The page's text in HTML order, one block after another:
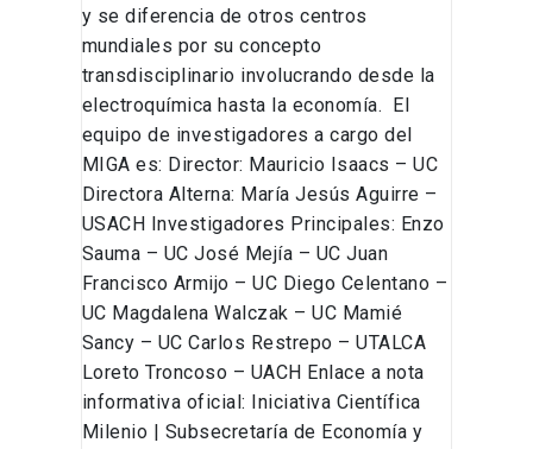
y se diferencia de otros centros
mundiales por su concepto
transdisciplinario involucrando desde la
electroquímica hasta la economía. El
equipo de investigadores a cargo del
MIGA es: Director: Mauricio Isaacs – UC
Directora Alterna: María Jesús Aguirre –
USACH Investigadores Principales: Enzo
Sauma – UC José Mejía – UC Juan
Francisco Armijo – UC Diego Celentano –
UC Magdalena Walczak – UC Mamié
Sancy – UC Carlos Restrepo – UTALCA
Loreto Troncoso – UACH Enlace a nota
informativa oficial: Iniciativa Científica
Milenio | Subsecretaría de Economía y